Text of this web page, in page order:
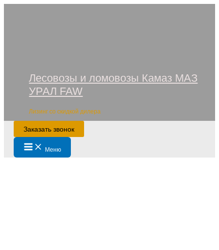
Лесовозы и ломовозы Камаз МАЗ
УРАЛ FAW
Лизинг со скидкой дилера
Заказать звонок
Main
Menu Меню